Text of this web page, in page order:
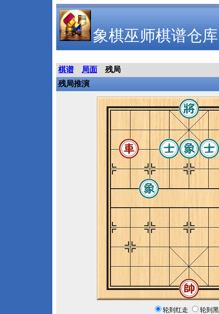
象棋巫师棋谱仓库
棋谱 局面
残局
残局推演
轮到红走 轮到